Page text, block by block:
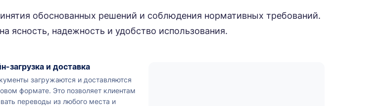
обоснованных решений и соблюдения нормативных требований.
ясность, надежность и удобство использования.
загрузка и доставка
загружаются и доставляются
формате. Это позволяет клиентам
переводы из любого места и